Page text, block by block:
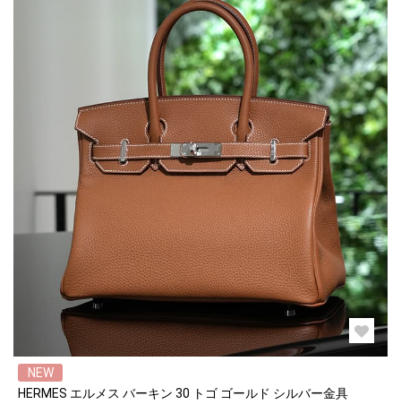
NEW
HERMES エルメス バーキン 30 トゴ ゴールド シルバー金具